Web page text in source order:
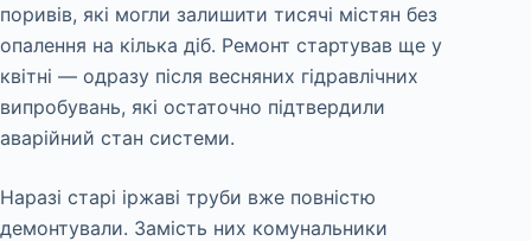
поривів, які могли залишити тисячі містян без
опалення на кілька діб. Ремонт стартував ще у
квітні — одразу після весняних гідравлічних
випробувань, які остаточно підтвердили
аварійний стан системи.
Наразі старі іржаві труби вже повністю
демонтували. Замість них комунальники